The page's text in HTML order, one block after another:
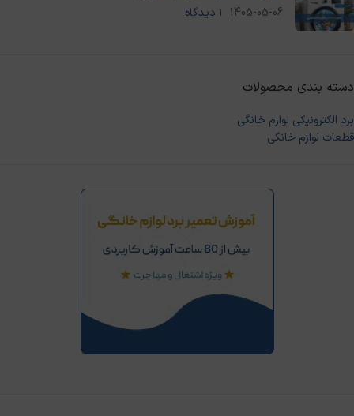
1405-05-06 ۱ دیدگاه
دسته‌ بندی محصولات
برد الکترونیکی لوازم خانگی
قطعات لوازم خانگی